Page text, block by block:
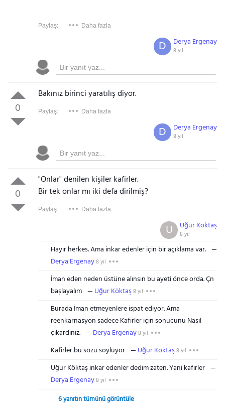
Paylaş: Daha fazla
Derya Ergenay
8 yıl
D
0
Bakınız birinci yaratılış diyor.
Paylaş: Daha fazla
Derya Ergenay
8 yıl
D
0
"Onlar" denilen kişiler kafirler.
Bir tek onlar mı iki defa dirilmiş?
Paylaş: Daha fazla
Uğur Köktaş
8 yıl
U
Hayır herkes. Ama inkar edenler için bir açıklama var.
Derya Ergenay8 yıl
İman eden neden üstüne alınsın bu ayeti önce orda. Çn
başlayalım
Uğur Köktaş8 yıl
Burada İman etmeyenlere ispat ediyor. Ama
reenkarnasyon sadece Kafirler için sonucunu Nasıl
çıkardınız.
Derya Ergenay8 yıl
Kafirler bu sözü söylüyor Uğur Köktaş8 yıl
Uğur Köktaş inkar edenler dedim zaten. Yani kafirler
Derya Ergenay8 yıl
6 yanıtın tümünü görüntüle